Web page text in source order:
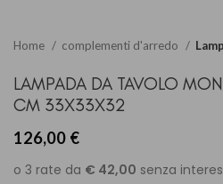
Home complementi d'arredo
LAMPADA DA TAVOLO
CM 33X33X32
126,00 €